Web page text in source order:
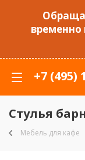
+7 (495)
Стулья
Мебель для кафе